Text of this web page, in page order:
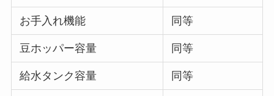
お手入れ機能 同等
豆ホッパー容量 同等
給水タンク容量 同等